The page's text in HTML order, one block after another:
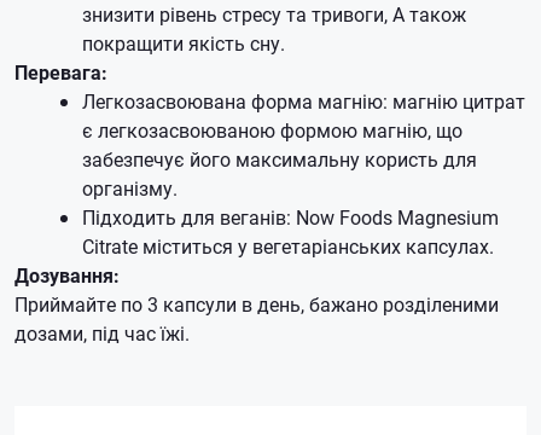
знизити рівень стресу та тривоги, А також
покращити якість сну.
Перевага:
Легкозасвоювана форма магнію: магнію цитрат
є легкозасвоюваною формою магнію, що
забезпечує його максимальну користь для
організму.
Підходить для веганів: Now Foods Magnesium
Citrate міститься у вегетаріанських капсулах.
Дозування:
Приймайте по 3 капсули в день, бажано розділеними
дозами, під час їжі.